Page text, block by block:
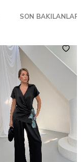
SON BAKILANLAR